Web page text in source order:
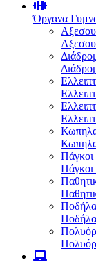
Όργανα
Πάγκοι
Πάγκοι